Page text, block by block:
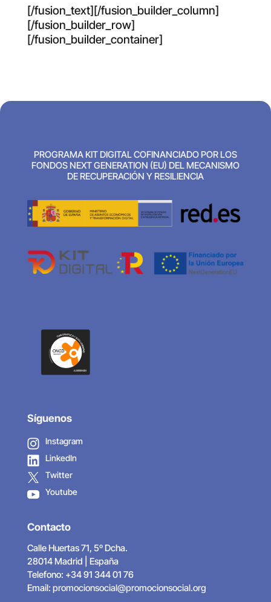
[/fusion_text][/fusion_builder_column]
[/fusion_builder_row]
[/fusion_builder_container]
PROGRAMA KIT DIGITAL COFINANCIADO POR LOS
FONDOS NEXT GENERATION (EU) DEL MECANISMO
DE RECUPERACIÓN Y RESILIENCIA
Síguenos
Instagram
LinkedIn
Twitter
Youtube
Contacto
Calle Huertas 71, 5º Dcha.
28014 Madrid | España
Telefono: +34 91 344 01 76
Email: promocionsocial@promocionsocial.org